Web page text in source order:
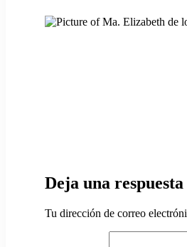
Deja una respuesta
Tu dirección de correo